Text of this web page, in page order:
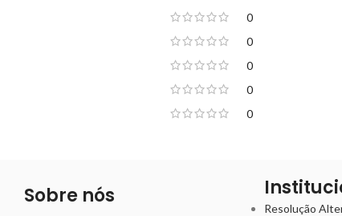
0
0
0
0
0
Sobre nós
Resolução